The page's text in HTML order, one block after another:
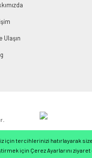
tercihlerinizi hatırlayarak
için Çerez Ayarlarını
Ulaşın